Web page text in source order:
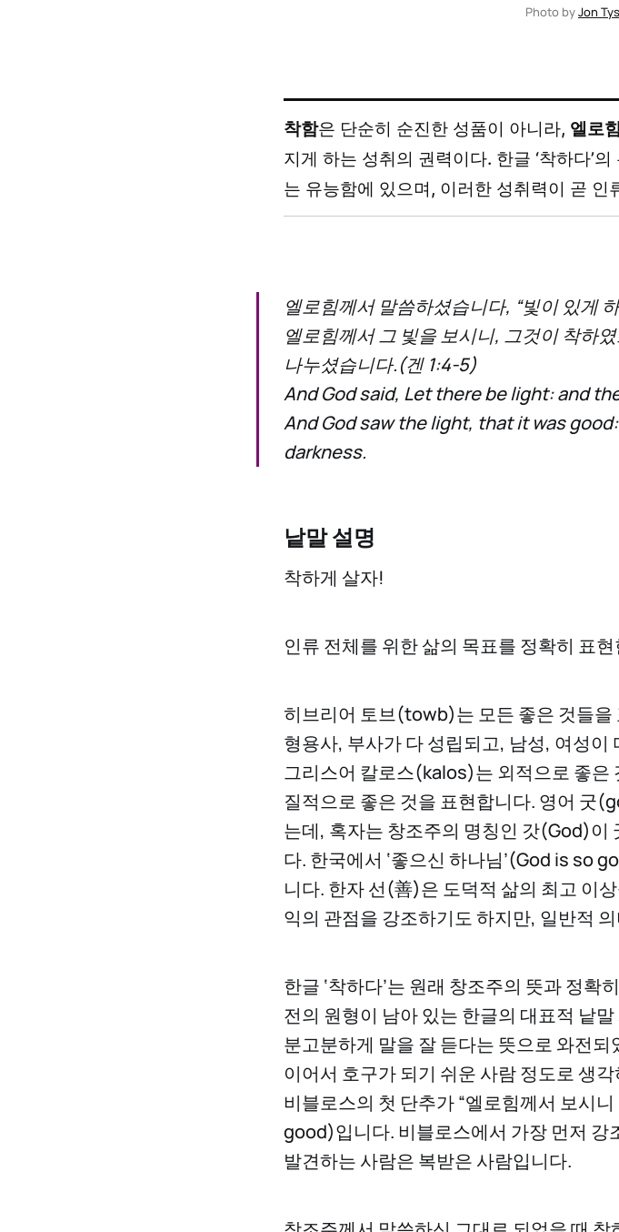
Photo by Jon
착함은 단순히 순진한 성품이 아니라, 엘로힘
지게 하는 성취의 권력이다. 한글 ‘착하다’의
는 유능함에 있으며, 이러한 성취력이 곧 인
엘로힘께서 말씀하셨습니다, “빛이 있게
엘로힘께서 그 빛을 보시니, 그것이 착하
나누셨습니다.(겐 1:4-5)
And God said, Let there be light: and
And God saw the light, that it was
darkness.
낱말 설명
착하게 살자!
인류 전체를 위한 삶의 목표를 정확히 표
히브리어 토브(towb)는 모든 좋은 것들을
형용사, 부사가 다 성립되고, 남성, 여성
그리스어 칼로스(kalos)는 외적으로 좋
질적으로 좋은 것을 표현합니다. 영어 굿
는데, 혹자는 창조주의 명칭인 갓(God)
다. 한국에서 ‘좋으신 하나님’(God is so
니다. 한자 선(善)은 도덕적 삶의 최고 이
익의 관점을 강조하기도 하지만, 일반적
한글 ‘착하다’는 원래 창조주의 뜻과 정확
전의 원형이 남아 있는 한글의 대표적 낱
분고분하게 말을 잘 듣다는 뜻으로 와전
이어서 호구가 되기 쉬운 사람 정도로 생
비블로스의 첫 단추가 “엘로힘께서 보시
good)입니다. 비블로스에서 가장 먼저
발견하는 사람은 복받은 사람입니다.